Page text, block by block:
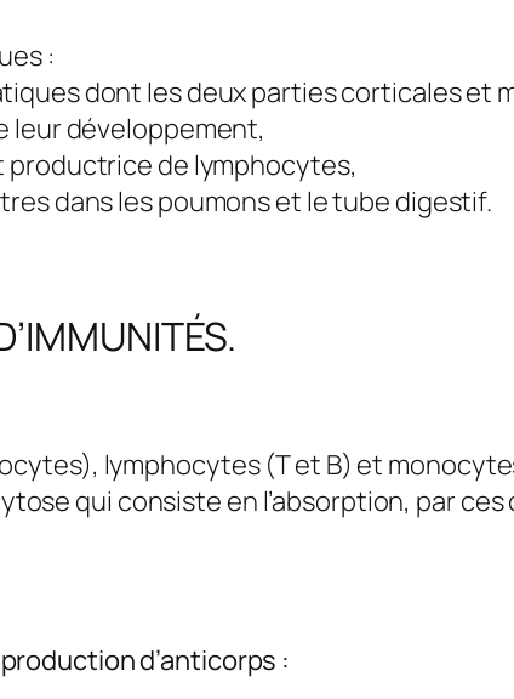
:
dont les deux parties corticales et
leur développement,
productrice de lymphocytes,
dans les poumons et le tube digestif.
lymphocytes (T et B) et
qui consiste en l’absorption, par
d’anticorps :